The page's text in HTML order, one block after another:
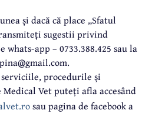
și dacă că place „Sfatul
sugestii privind
app – 0733.388.425 sau la
procedurile și
Vet puteți afla accesând
sau pagina de facebook a